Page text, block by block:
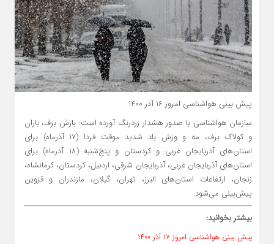
پیش بینی هواشناسی امروز 16 آذر 1400
سازمان هواشناسی با صدور هشدار زردرنگ آورده است: بارش برف، باران
و کولاک برف، مه و وزش باد شدید موقت فردا (۱۷ آذرماه) برای
استان‌های آذربایجان غربی و کردستان و پنج‌شنبه (۱۸ آذرماه) برای
استان‌های آذربایجان غربی، آذربایجان شرقی، اردبیل، کردستان، کرمانشاه،
زنجان، ارتفاعات استان‌های البرز، تهران، گیلان، مازندران و قزوین
پیش‌بینی می‌شود.
بیشتر بخوانید:
پیش بینی هواشناسی امروز ۱۷ آذر ۱۴۰۰